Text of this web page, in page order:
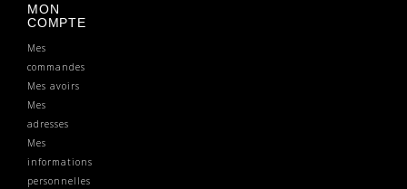
MON
COMPTE
Mes
commandes
Mes avoirs
Mes
adresses
Mes
informations
personnelles